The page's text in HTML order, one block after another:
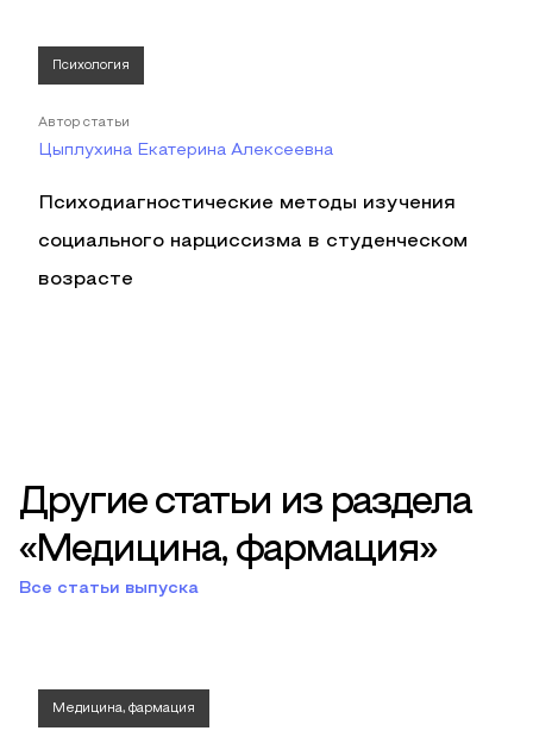
Психология
Автор статьи
Цыплухина Екатерина Алексеевна
Психодиагностические методы изучения
социального нарциссизма в студенческом
возрасте
Другие статьи из раздела
«Медицина, фармация»
Все статьи выпуска
Медицина, фармация